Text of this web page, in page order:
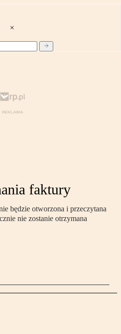
faktury
będzie otworzona i przeczytana
nie zostanie otrzymana